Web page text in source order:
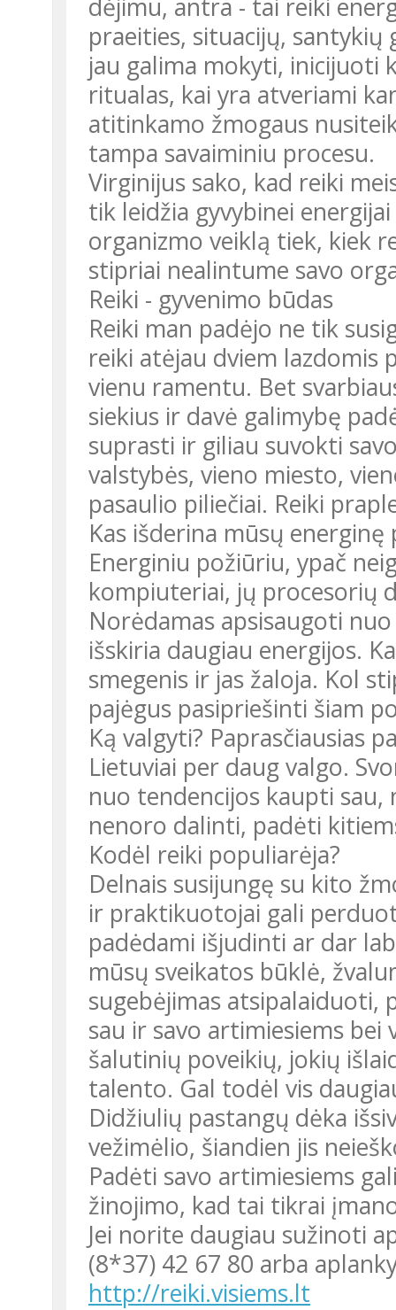
dėjimu, antra - tai reiki
praeities, situacijų, santykių
jau galima mokyti, inicijuoti
ritualas, kai yra atveriami
atitinkamo žmogaus
tampa savaiminiu procesu.
Virginijus sako, kad reiki
tik leidžia gyvybinei
organizmo veiklą tiek, kiek
stipriai nealintume savo
Reiki - gyvenimo būdas
Reiki man padėjo ne tik
reiki atėjau dviem lazdomis
vienu ramentu. Bet
siekius ir davė galimybę
suprasti ir giliau suvokti
valstybės, vieno miesto,
pasaulio piliečiai. Reiki
Kas išderina mūsų energinę
Energiniu požiūriu, ypač
kompiuteriai, jų procesorių
Norėdamas apsisaugoti
išskiria daugiau energijos.
smegenis ir jas žaloja. Kol
pajėgus pasipriešinti šiam
Ką valgyti? Paprasčiausias
Lietuviai per daug valgo.
nuo tendencijos kaupti
nenoro dalinti, padėti
Kodėl reiki populiarėja?
Delnais susijungę su kito
ir praktikuotojai gali
padėdami išjudinti ar dar
mūsų sveikatos būklė,
sugebėjimas atsipalaiduoti,
sau ir savo artimiesiems bei
šalutinių poveikių, jokių
talento. Gal todėl vis
Didžiulių pastangų dėka
vežimėlio, šiandien jis
Padėti savo artimiesiems
žinojimo, kad tai tikrai
Jei norite daugiau sužinoti
(8*37) 42 67 80 arba
http://reiki.visiems.lt